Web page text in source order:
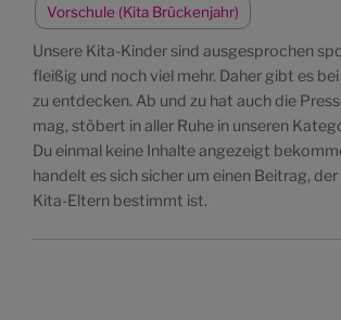
Vorschule (Kita Brückenjahr)
Unsere Kita-Kinder sind ausgesprochen
fleißig und noch viel mehr. Daher gibt es
zu entdecken. Ab und zu hat auch die
mag, stöbert in aller Ruhe in unseren
Du einmal keine Inhalte angezeigt
handelt es sich sicher um einen Beitrag,
Kita-Eltern bestimmt ist.